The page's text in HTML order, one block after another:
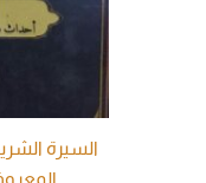
السيرة